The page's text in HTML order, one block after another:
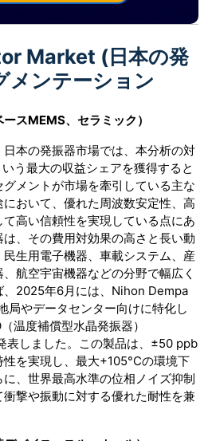
Market (日本の発
メンテーション
スMEMS、セラミック）
本の発振器市場では、本分析の対
う最大の収益シェアを獲得すると
メントが市場を牽引している主な
おいて、優れた周波数安定性、高
高い信頼性を実現している点にあ
、その費用対効果の高さと長い動
生用電子機器、車載システム、産
航空宇宙機器などの分野で幅広く
、2025年6月には、Nihon Dempa
局やデータセンター向けに特化し
温度補償型水晶発振器）
表しました。この製品は、±50 ppb
を実現し、最大+105°Cの環境下
、世界最高水準の位相ノイズ抑制
撃や振動に対する優れた耐性を兼